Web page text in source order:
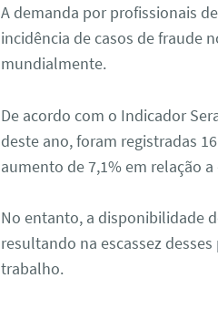
A demanda por profissionais
incidência de casos de fraude
mundialmente.
De acordo com o Indicador
deste ano, foram registradas
aumento de 7,1% em relação
No entanto, a disponibilidade
resultando na escassez
trabalho.